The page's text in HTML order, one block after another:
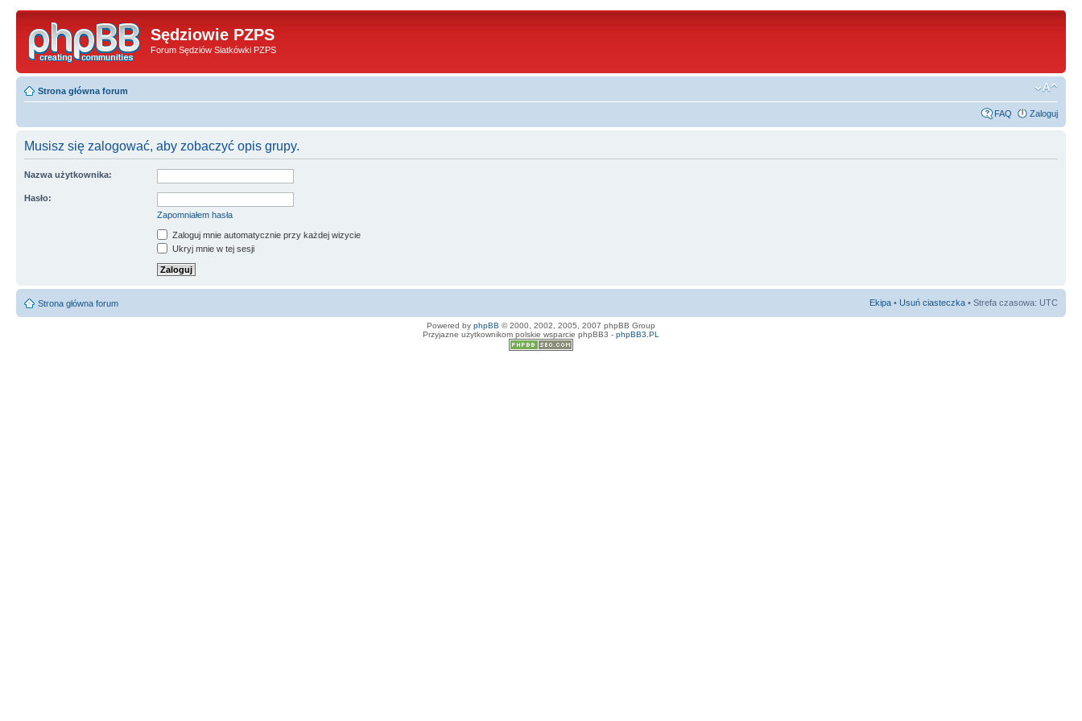
Sędziowie PZPS
Forum Sędziów Siatkówki PZPS
Strona główna forum
FAQ Zaloguj
Musisz się zalogować, aby zobaczyć opis grupy.
Nazwa użytkownika:
Hasło:
Zapomniałem hasła
Zaloguj mnie automatycznie przy każdej wizycie
Ukryj mnie w tej sesji
Strona główna forum Ekipa • Usuń ciasteczka • Strefa czasowa: UTC
Powered by phpBB © 2000, 2002, 2005, 2007 phpBB Group
Przyjazne użytkownikom polskie wsparcie phpBB3 - phpBB3.PL